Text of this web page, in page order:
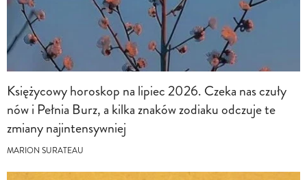
Księżycowy horoskop na lipiec 2026. Czeka nas czuły
nów i Pełnia Burz, a kilka znaków zodiaku odczuje te
zmiany najintensywniej
MARION SURATEAU